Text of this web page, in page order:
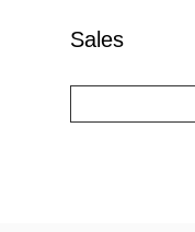
Sales